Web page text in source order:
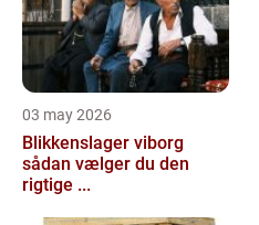
03 may 2026
Blikkenslager viborg
sådan vælger du den
rigtige ...